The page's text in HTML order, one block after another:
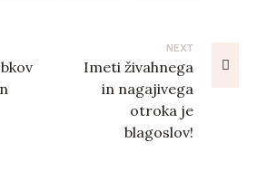
NEXT
Imeti živahnega
in nagajivega
otroka je
blagoslov!